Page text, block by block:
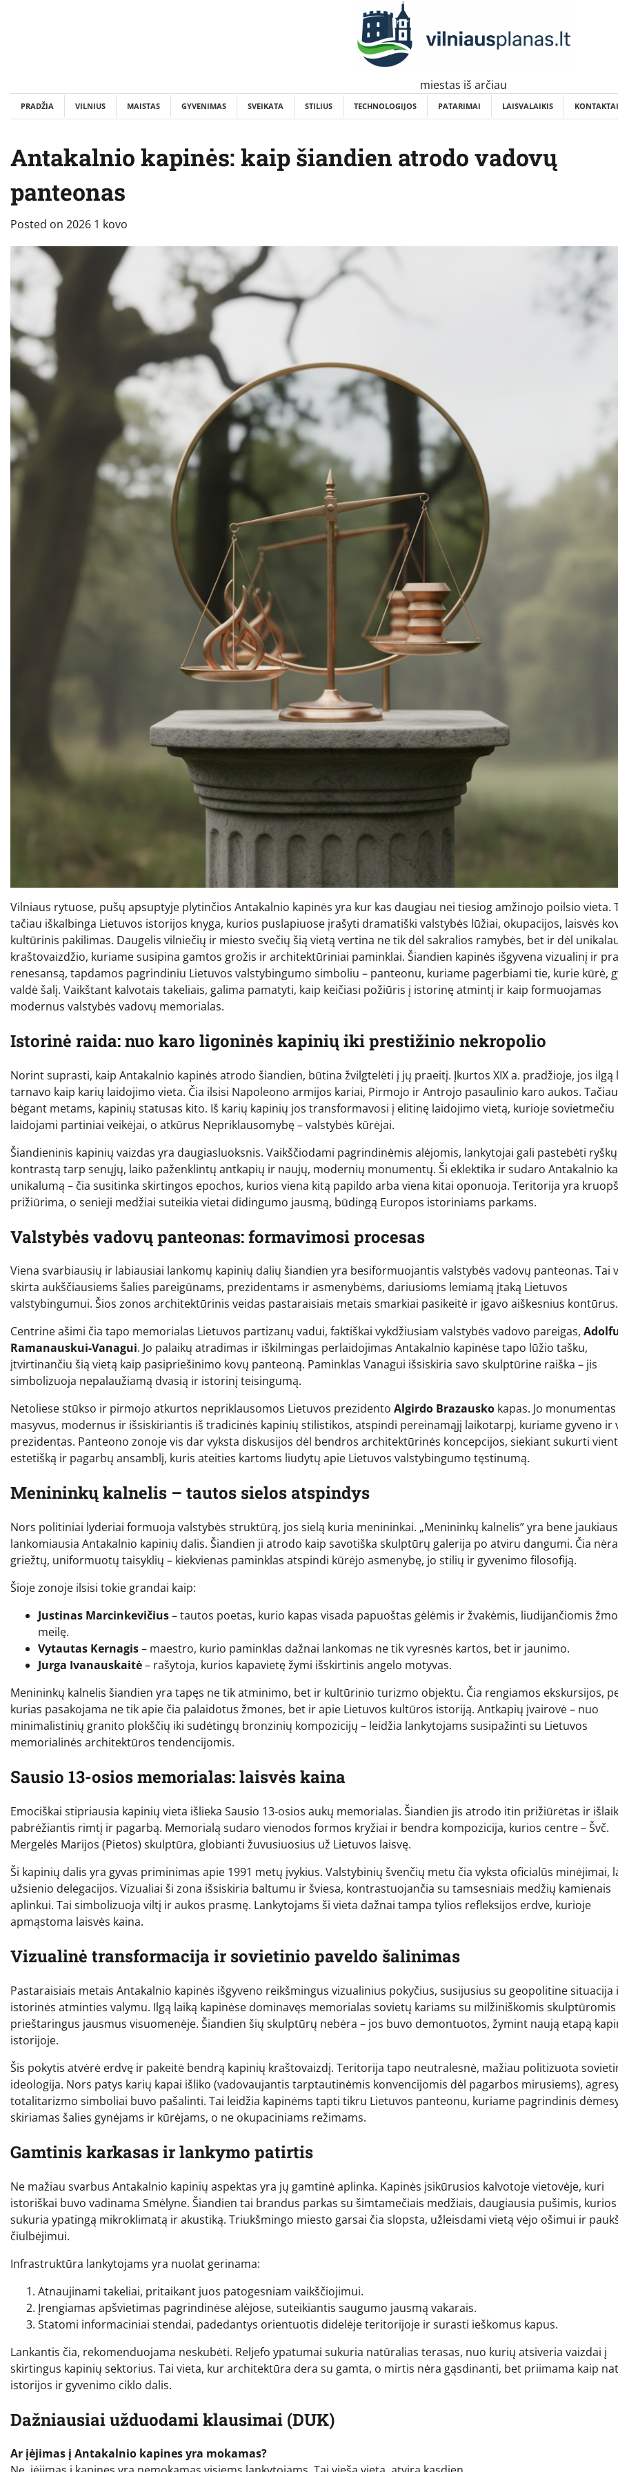
miestas iš arčiau
PRADŽIA VILNIUS MAISTAS GYVENIMAS SVEIKATA STILIUS TECHNOLOGIJOS PATARIMAI LAISVALAIKIS KONTAKTAI
Antakalnio kapinės: kaip šiandien atrodo vadovų
panteonas
Posted on 2026 1 kovo
Vilniaus rytuose, pušų apsuptyje plytinčios Antakalnio kapinės yra kur kas daugiau nei tiesiog amžinojo poilsio vieta.
tačiau iškalbinga Lietuvos istorijos knyga, kurios puslapiuose įrašyti dramatiški valstybės lūžiai, okupacijos, laisvės
kultūrinis pakilimas. Daugelis vilniečių ir miesto svečių šią vietą vertina ne tik dėl sakralios ramybės, bet ir dėl
kraštovaizdžio, kuriame susipina gamtos grožis ir architektūriniai paminklai. Šiandien kapinės išgyvena vizualinį ir
renesansą, tapdamos pagrindiniu Lietuvos valstybingumo simboliu – panteonu, kuriame pagerbiami tie, kurie kūrė,
valdė šalį. Vaikštant kalvotais takeliais, galima pamatyti, kaip keičiasi požiūris į istorinę atmintį ir kaip formuojamas
modernus valstybės vadovų memorialas.
Istorinė raida: nuo karo ligoninės kapinių iki prestižinio nekropolio
Norint suprasti, kaip Antakalnio kapinės atrodo šiandien, būtina žvilgtelėti į jų praeitį. Įkurtos XIX a. pradžioje, jos ilgą
tarnavo kaip karių laidojimo vieta. Čia ilsisi Napoleono armijos kariai, Pirmojo ir Antrojo pasaulinio karo aukos. Tačiau
bėgant metams, kapinių statusas kito. Iš karių kapinių jos transformavosi į elitinę laidojimo vietą, kurioje sovietmečiu
laidojami partiniai veikėjai, o atkūrus Nepriklausomybę – valstybės kūrėjai.
Šiandieninis kapinių vaizdas yra daugiasluoksnis. Vaikščiodami pagrindinėmis alėjomis, lankytojai gali pastebėti ryškų
kontrastą tarp senųjų, laiko paženklintų antkapių ir naujų, modernių monumentų. Ši eklektika ir sudaro Antakalnio
unikalumą – čia susitinka skirtingos epochos, kurios viena kitą papildo arba viena kitai oponuoja. Teritorija yra
prižiūrima, o senieji medžiai suteikia vietai didingumo jausmą, būdingą Europos istoriniams parkams.
Valstybės vadovų panteonas: formavimosi procesas
Viena svarbiausių ir labiausiai lankomų kapinių dalių šiandien yra besiformuojantis valstybės vadovų panteonas. Tai
skirta aukščiausiems šalies pareigūnams, prezidentams ir asmenybėms, dariusioms lemiamą įtaką Lietuvos
valstybingumui. Šios zonos architektūrinis veidas pastaraisiais metais smarkiai pasikeitė ir įgavo aiškesnius kontūrus.
Centrine ašimi čia tapo memorialas Lietuvos partizanų vadui, faktiškai vykdžiusiam valstybės vadovo pareigas,
Ramanauskui-Vanagui. Jo palaikų atradimas ir iškilmingas perlaidojimas Antakalnio kapinėse tapo lūžio tašku,
įtvirtinančiu šią vietą kaip pasipriešinimo kovų panteoną. Paminklas Vanagui išsiskiria savo skulptūrine raiška – jis
simbolizuoja nepalaužiamą dvasią ir istorinį teisingumą.
Netoliese stūkso ir pirmojo atkurtos nepriklausomos Lietuvos prezidento Algirdo Brazausko kapas. Jo monumentas
masyvus, modernus ir išsiskiriantis iš tradicinės kapinių stilistikos, atspindi pereinamąjį laikotarpį, kuriame gyveno ir
prezidentas. Panteono zonoje vis dar vyksta diskusijos dėl bendros architektūrinės koncepcijos, siekiant sukurti
estetišką ir pagarbų ansamblį, kuris ateities kartoms liudytų apie Lietuvos valstybingumo tęstinumą.
Menininkų kalnelis – tautos sielos atspindys
Nors politiniai lyderiai formuoja valstybės struktūrą, jos sielą kuria menininkai. „Menininkų kalnelis” yra bene
lankomiausia Antakalnio kapinių dalis. Šiandien ji atrodo kaip savotiška skulptūrų galerija po atviru dangumi. Čia nėra
griežtų, uniformuotų taisyklių – kiekvienas paminklas atspindi kūrėjo asmenybę, jo stilių ir gyvenimo filosofiją.
Šioje zonoje ilsisi tokie grandai kaip:
Justinas Marcinkevičius– tautos poetas, kurio kapas visada papuoštas gėlėmis ir žvakėmis, liudijančiomis
meilę.
Vytautas Kernagis– maestro, kurio paminklas dažnai lankomas ne tik vyresnės kartos, bet ir jaunimo.
Jurga Ivanauskaitė– rašytoja, kurios kapavietę žymi išskirtinis angelo motyvas.
Menininkų kalnelis šiandien yra tapęs ne tik atminimo, bet ir kultūrinio turizmo objektu. Čia rengiamos ekskursijos,
kurias pasakojama ne tik apie čia palaidotus žmones, bet ir apie Lietuvos kultūros istoriją. Antkapių įvairovė – nuo
minimalistinių granito plokščių iki sudėtingų bronzinių kompozicijų – leidžia lankytojams susipažinti su Lietuvos
memorialinės architektūros tendencijomis.
Sausio 13-osios memorialas: laisvės kaina
Emociškai stipriausia kapinių vieta išlieka Sausio 13-osios aukų memorialas. Šiandien jis atrodo itin prižiūrėtas ir
pabrėžiantis rimtį ir pagarbą. Memorialą sudaro vienodos formos kryžiai ir bendra kompozicija, kurios centre – Švč.
Mergelės Marijos (Pietos) skulptūra, globianti žuvusiuosius už Lietuvos laisvę.
Ši kapinių dalis yra gyvas priminimas apie 1991 metų įvykius. Valstybinių švenčių metu čia vyksta oficialūs minėjimai,
užsienio delegacijos. Vizualiai ši zona išsiskiria baltumu ir šviesa, kontrastuojančia su tamsesniais medžių kamienais
aplinkui. Tai simbolizuoja viltį ir aukos prasmę. Lankytojams ši vieta dažnai tampa tylios refleksijos erdve, kurioje
apmąstoma laisvės kaina.
Vizualinė transformacija ir sovietinio paveldo šalinimas
Pastaraisiais metais Antakalnio kapinės išgyveno reikšmingus vizualinius pokyčius, susijusius su geopolitine situacija
istorinės atminties valymu. Ilgą laiką kapinėse dominavęs memorialas sovietų kariams su milžiniškomis skulptūromis
prieštaringus jausmus visuomenėje. Šiandien šių skulptūrų nebėra – jos buvo demontuotos, žymint naują etapą
istorijoje.
Šis pokytis atvėrė erdvę ir pakeitė bendrą kapinių kraštovaizdį. Teritorija tapo neutralesnė, mažiau politizuota
ideologija. Nors patys karių kapai išliko (vadovaujantis tarptautinėmis konvencijomis dėl pagarbos mirusiems),
totalitarizmo simboliai buvo pašalinti. Tai leidžia kapinėms tapti tikru Lietuvos panteonu, kuriame pagrindinis
skiriamas šalies gynėjams ir kūrėjams, o ne okupaciniams režimams.
Gamtinis karkasas ir lankymo patirtis
Ne mažiau svarbus Antakalnio kapinių aspektas yra jų gamtinė aplinka. Kapinės įsikūrusios kalvotoje vietovėje, kuri
istoriškai buvo vadinama Smėlyne. Šiandien tai brandus parkas su šimtamečiais medžiais, daugiausia pušimis, kurios
sukuria ypatingą mikroklimatą ir akustiką. Triukšmingo miesto garsai čia slopsta, užleisdami vietą vėjo ošimui ir
čiulbėjimui.
Infrastruktūra lankytojams yra nuolat gerinama:
Atnaujinami takeliai, pritaikant juos patogesniam vaikščiojimui.
Įrengiamas apšvietimas pagrindinėse alėjose, suteikiantis saugumo jausmą vakarais.
Statomi informaciniai stendai, padedantys orientuotis didelėje teritorijoje ir surasti ieškomus kapus.
Lankantis čia, rekomenduojama neskubėti. Reljefo ypatumai sukuria natūralias terasas, nuo kurių atsiveria vaizdai į
skirtingus kapinių sektorius. Tai vieta, kur architektūra dera su gamta, o mirtis nėra gąsdinanti, bet priimama kaip
istorijos ir gyvenimo ciklo dalis.
Dažniausiai užduodami klausimai (DUK)
Ar įėjimas į Antakalnio kapines yra mokamas?